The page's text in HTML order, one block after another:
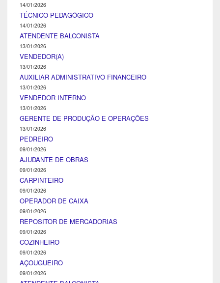
14/01/2026
TÉCNICO PEDAGÓGICO
14/01/2026
ATENDENTE BALCONISTA
13/01/2026
VENDEDOR(A)
13/01/2026
AUXILIAR ADMINISTRATIVO FINANCEIRO
13/01/2026
VENDEDOR INTERNO
13/01/2026
GERENTE DE PRODUÇÃO E OPERAÇÕES
13/01/2026
PEDREIRO
09/01/2026
AJUDANTE DE OBRAS
09/01/2026
CARPINTEIRO
09/01/2026
OPERADOR DE CAIXA
09/01/2026
REPOSITOR DE MERCADORIAS
09/01/2026
COZINHEIRO
09/01/2026
AÇOUGUEIRO
09/01/2026